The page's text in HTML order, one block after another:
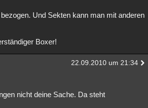
Und Sekten kann man mit anderen
Boxer!
22.09.2010 um 21:34
nicht deine Sache. Da steht